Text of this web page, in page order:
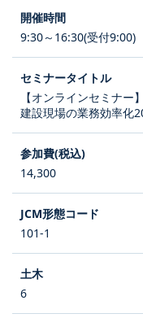
9:30～16:30(受付9:00)
【オンラインセミナー
建設現場の業務効率化
14,300
101-1
6